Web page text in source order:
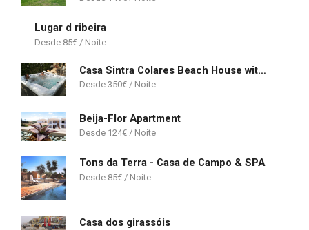
Lugar d ribeira
85€
Casa Sintra Colares Beach House with Mountain View
350€
Beija-Flor Apartment
124€
Tons da Terra - Casa de Campo & SPA
85€
Casa dos girassóis